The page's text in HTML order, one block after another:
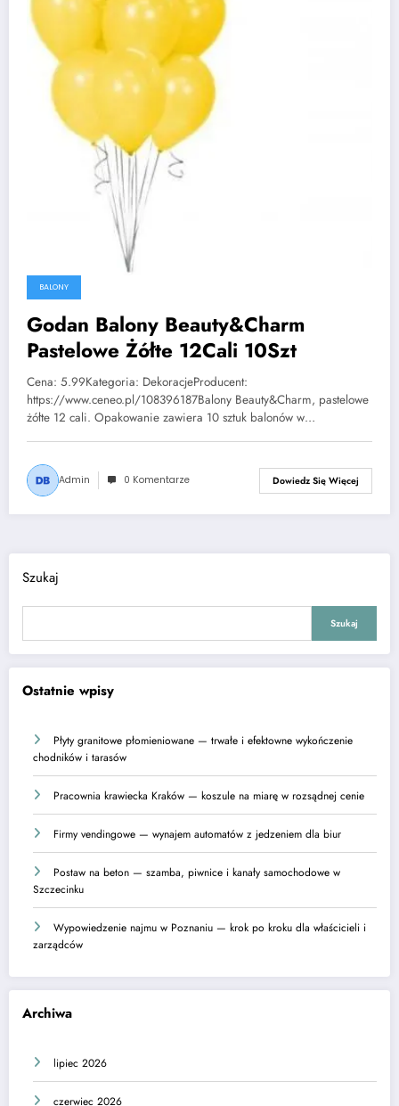
BALONY
Godan Balony Beauty&Charm
Pastelowe Żółte 12Cali 10Szt
Cena: 5.99Kategoria: DekoracjeProducent:
https://www.ceneo.pl/108396187Balony Beauty&Charm, pastelowe
żółte 12 cali. Opakowanie zawiera 10 sztuk balonów w…
Admin 0 Komentarze Dowiedz Się Więcej
Szukaj
Szukaj
Ostatnie wpisy
Płyty granitowe płomieniowane — trwałe i efektowne wykończenie
chodników i tarasów
Pracownia krawiecka Kraków — koszule na miarę w rozsądnej cenie
Firmy vendingowe — wynajem automatów z jedzeniem dla biur
Postaw na beton — szamba, piwnice i kanały samochodowe w
Szczecinku
Wypowiedzenie najmu w Poznaniu — krok po kroku dla właścicieli i
zarządców
Archiwa
lipiec 2026
czerwiec 2026